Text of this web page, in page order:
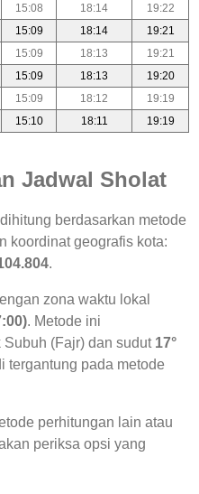
15:08 18:14
19:22
15:09 18:14
19:21
15:09 18:13
19:21
15:09 18:13
19:20
15:09 18:12
19:19
15:10 18:11 19:19
Jadwal Sholat
berdasarkan metode
koordinat geografis kota:
.
zona waktu lokal
. Metode ini
Subuh (Fajr) dan sudut 17°
tergantung pada metode
perhitungan lain atau
periksa opsi yang